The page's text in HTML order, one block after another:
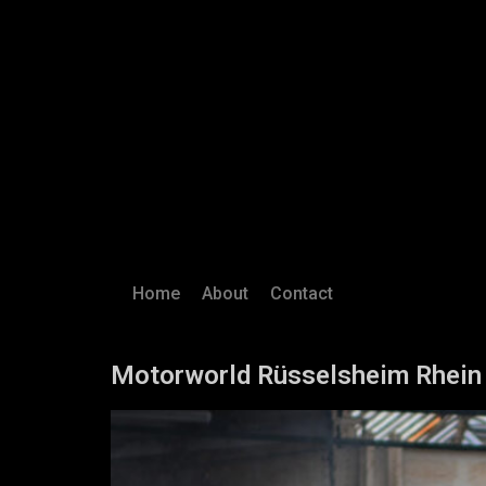
Home About Contact
Motorworld Rüsselsheim